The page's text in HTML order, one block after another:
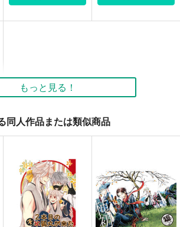
もっと見る！
同人作品または類似商品